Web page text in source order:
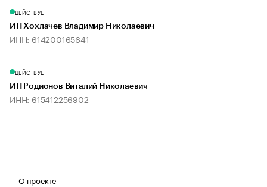
ДЕЙСТВУЕТ
ИП Хохлачев Владимир Николаевич
ИНН: 614200165641
ДЕЙСТВУЕТ
ИП Родионов Виталий Николаевич
ИНН: 615412256902
О проекте